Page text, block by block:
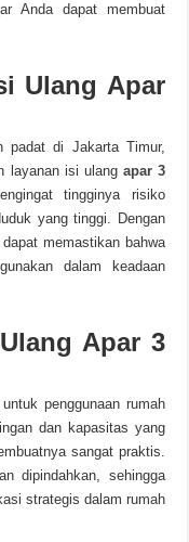
Anda dapat membuat
Ulang Apar
padat di Jakarta Timur,
layanan isi ulang apar 3
tingginya risiko
yang tinggi. Dengan
memastikan bahwa
dalam keadaan
Apar 3
penggunaan rumah
dan kapasitas yang
sangat praktis.
dipindahkan, sehingga
strategis dalam rumah